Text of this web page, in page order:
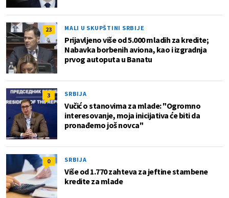
23 MALI U SKUPŠTINI SRBIJE
Prijavljeno više od 5.000 mladih za kredite;
Nabavka borbenih aviona, kao i izgradnja
prvog autoputa u Banatu
3 SRBIJA
Vučić o stanovima za mlade: "Ogromno
interesovanje, moja inicijativa će biti da
pronađemo još novca"
0 SRBIJA
Više od 1.770 zahteva za jeftine stambene
kredite za mlade